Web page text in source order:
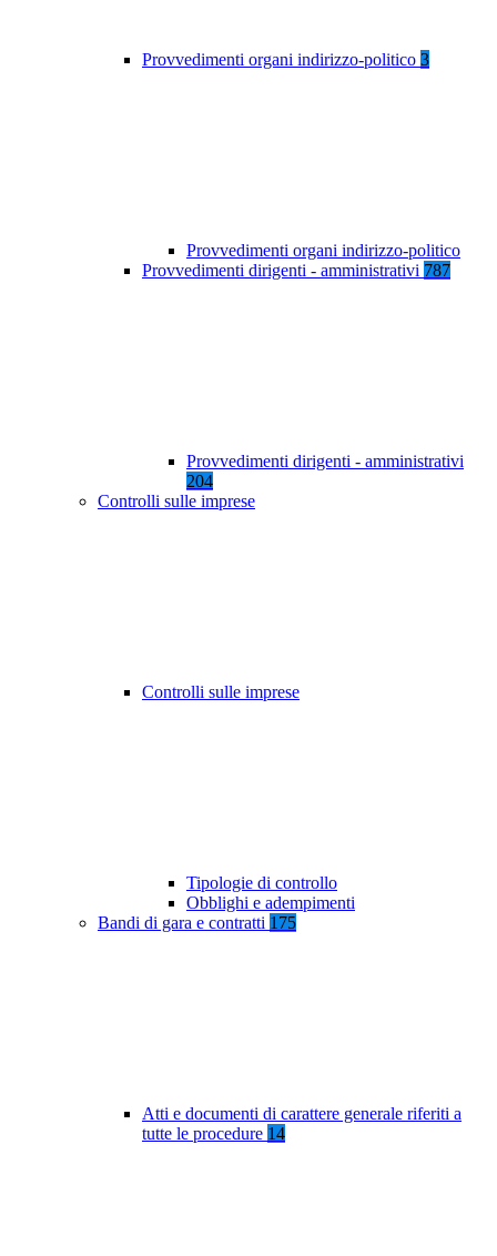
Provvedimenti organi indirizzo-politico 3
Provvedimenti organi indirizzo-politico
Provvedimenti dirigenti - amministrativi 787
Provvedimenti dirigenti - amministrativi
204
Controlli sulle imprese
Controlli sulle imprese
Tipologie di controllo
Obblighi e adempimenti
Bandi di gara e contratti 175
Atti e documenti di carattere generale riferiti a
tutte le procedure 14